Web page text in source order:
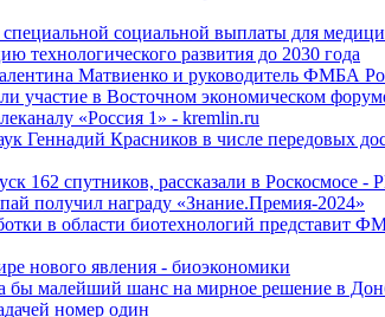
социальной выплаты для
технологического развития до 2030 года
Матвиенко и руководитель ФМБА
участие в Восточном экономическом
«Россия 1» - kremlin.ru
Геннадий Красников в числе передовых
162 спутников, рассказали в Роскосмосе
получил награду «Знание.Премия-2024»
в области биотехнологий представит
нового явления - биоэкономики
бы малейший шанс на мирное решение в
номер один